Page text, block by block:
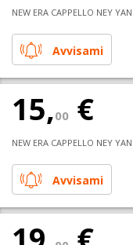
NEW ERA CAPPELLO NEY
Avvisami
15,00 €
NEW ERA CAPPELLO NEY
Avvisami